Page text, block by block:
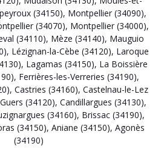
(34150), Montpellier (34090),
(34070), Montpellier (34000),
(34110), Mèze (34140), Mauguio
, Lézignan-la-Cèbe (34120), Laroque
, Lagamas (34150), La Boissière
, Ferrières-les-Verreries (34190),
, Castries (34160), Castelnau-le-Lez
(34120), Candillargues (34130),
(34160), Brissac (34190),
(34150), Aniane (34150), Agonès
(34190)